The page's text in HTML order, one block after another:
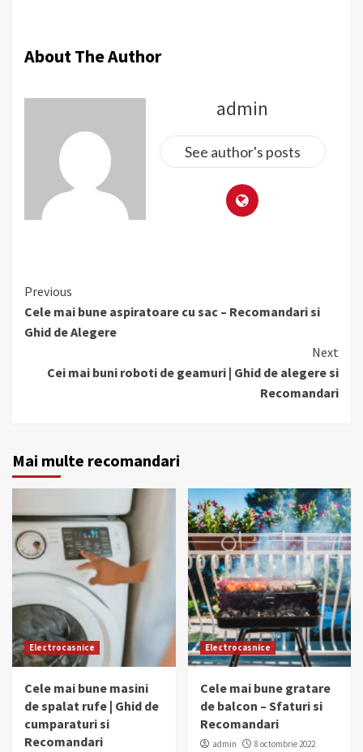
About The Author
admin
See author's posts
Continue
Reading
Previous
Cele mai bune aspiratoare cu sac – Recomandari si
Ghid de Alegere
Next
Cei mai buni roboti de geamuri | Ghid de alegere si
Recomandari
Mai multe recomandari
Electrocasnice
Cele mai bune masini
de spalat rufe | Ghid de
cumparaturi si
Recomandari
Electrocasnice
Cele mai bune gratare
de balcon – Sfaturi si
Recomandari
admin
8 octombrie 2022